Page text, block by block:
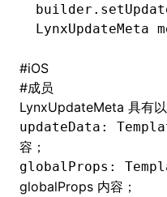
builder .
LynxUpdateMeta
#iOS
#成员
LynxUpdateMeta 具有以
updateData:
容；
globalProps:
globalProps 内容；